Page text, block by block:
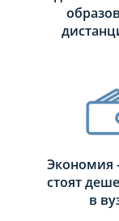
Экономия
стоят
в